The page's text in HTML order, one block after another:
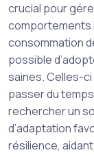
crucial pour
comportements
consommation
possible
saines. Celles-ci
passer du
rechercher un
d’adaptation
résilience,